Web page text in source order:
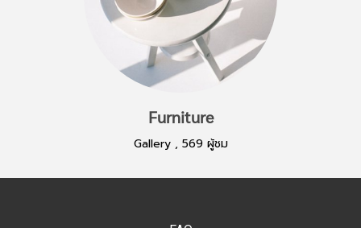
Furniture
Gallery, 569 ผู้ชม